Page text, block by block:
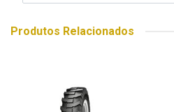
Produtos Relacionados